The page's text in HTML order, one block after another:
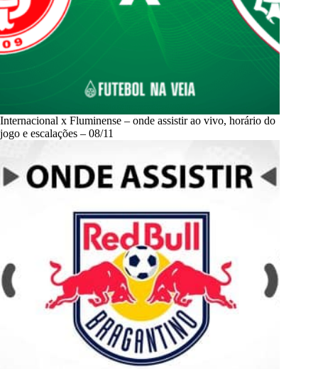
Internacional x Fluminense – onde assistir ao vivo, horário do
jogo e escalações – 08/11